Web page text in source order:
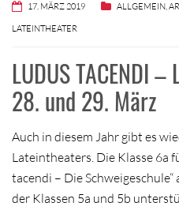
17. MÄRZ 2019 ALLGEMEIN,
LATEINTHEATER
LUDUS TACENDI
28. und 29. März
Auch in diesem Jahr gibt es
Lateintheaters. Die Klasse 6a
tacendi – Die
der Klassen 5a und 5b